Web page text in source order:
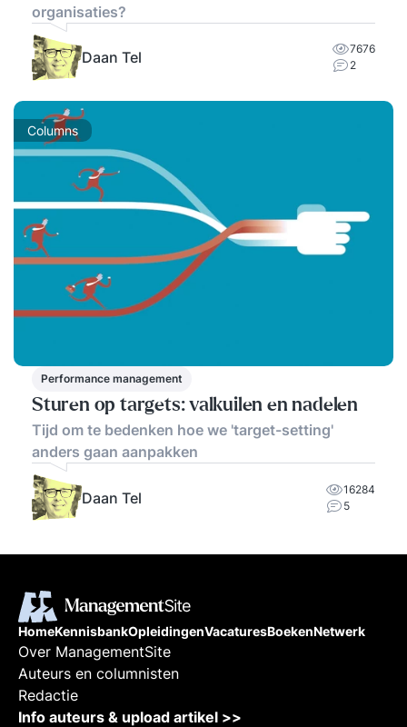
organisaties?
Daan Tel
7676
2
Columns
Performance management
Sturen op targets: valkuilen en nadelen
Tijd om te bedenken hoe we 'target-setting'
anders gaan aanpakken
Daan Tel
16284
5
HomeKennisbankOpleidingenVacaturesBoekenNetwerk
Over ManagementSite
Auteurs en columnisten
Redactie
Info auteurs & upload artikel >>